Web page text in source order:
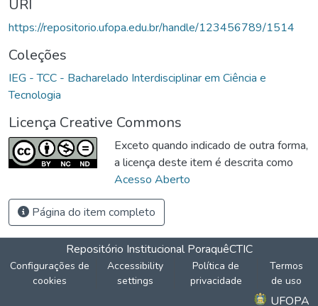
URI
https://repositorio.ufopa.edu.br/handle/123456789/1514
Coleções
IEG - TCC - Bacharelado Interdisciplinar em Ciência e
Tecnologia
Licença Creative Commons
Exceto quando indicado de outra forma,
a licença deste item é descrita como
Acesso Aberto
Página do item completo
Repositório Institucional PoraquêCTIC
Configurações de
cookies
Accessibility
settings
Política de
privacidade
Termos
de uso
UFOPA